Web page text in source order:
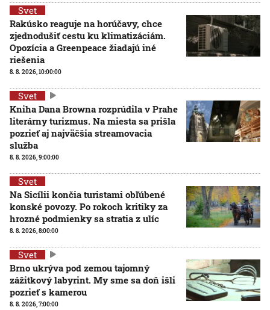
Svet
Rakúsko reaguje na horúčavy, chce
zjednodušiť cestu ku klimatizáciám.
Opozícia a Greenpeace žiadajú iné
riešenia
8. 8. 2026, 10:00:00
Svet
Kniha Dana Browna rozprúdila v Prahe
literárny turizmus. Na miesta sa prišla
pozrieť aj najväčšia streamovacia
služba
8. 8. 2026, 9:00:00
Svet
Na Sicílii končia turistami obľúbené
konské povozy. Po rokoch kritiky za
hrozné podmienky sa stratia z ulíc
8. 8. 2026, 8:00:00
Svet
Brno ukrýva pod zemou tajomný
zážitkový labyrint. My sme sa doň išli
pozrieť s kamerou
8. 8. 2026, 7:00:00